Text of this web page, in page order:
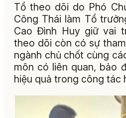
Tổ theo dõi do Phó
Công Thái làm Tổ
Cao Đình Huy giữ vai
theo dõi còn có sự
ngành chủ chốt cùng
môn có liên quan, bảo
hiệu quả trong công tác